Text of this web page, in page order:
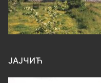
ЈАЈЧИЋ